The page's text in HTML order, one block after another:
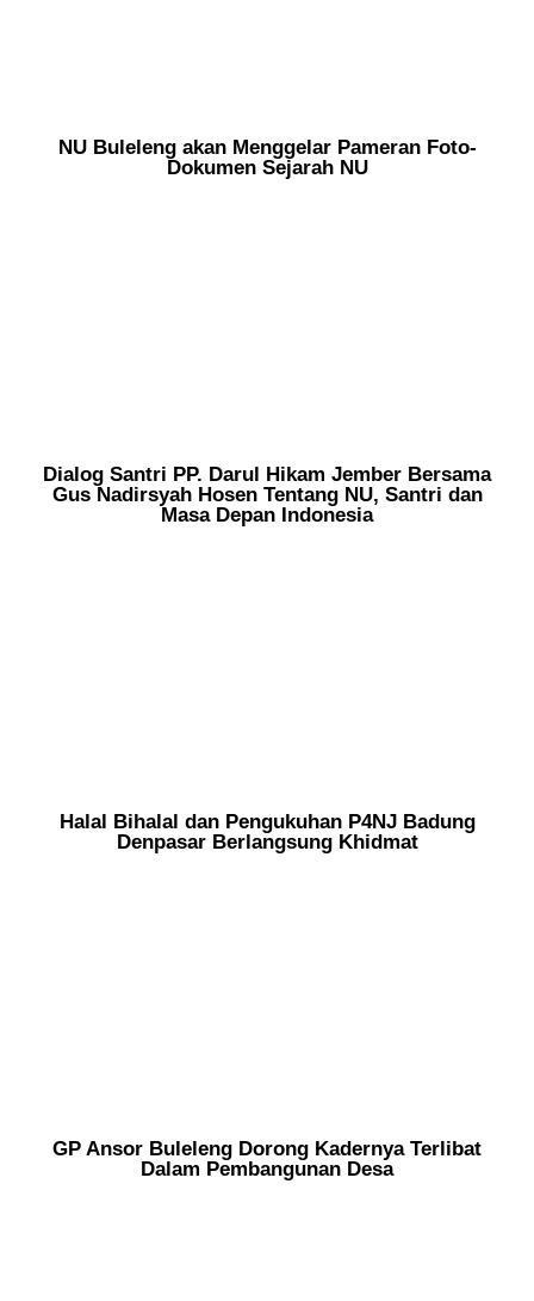
NU Buleleng akan Menggelar Pameran Foto-
Dokumen Sejarah NU
Dialog Santri PP. Darul Hikam Jember Bersama
Gus Nadirsyah Hosen Tentang NU, Santri dan
Masa Depan Indonesia
Halal Bihalal dan Pengukuhan P4NJ Badung
Denpasar Berlangsung Khidmat
GP Ansor Buleleng Dorong Kadernya Terlibat
Dalam Pembangunan Desa